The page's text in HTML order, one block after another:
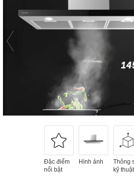
Đặc điểm
nổi bật
Hình ảnh
Thông
kỹ thuật